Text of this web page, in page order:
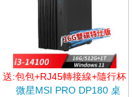
送:包包+RJ45轉接線+隨行杯
微星MSI PRO DP180 桌